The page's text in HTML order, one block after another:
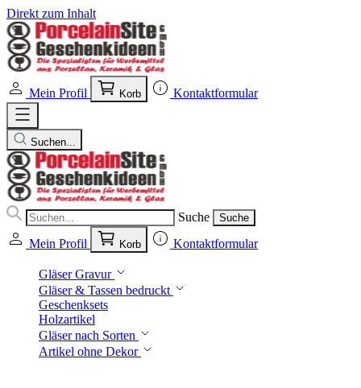
Direkt zum Inhalt
Mein Profil Korb Kontaktformular
Suchen...
Suche Suche
Mein Profil Korb Kontaktformular
Gläser Gravur
Gläser & Tassen bedruckt
Geschenksets
Holzartikel
Gläser nach Sorten
Artikel ohne Dekor